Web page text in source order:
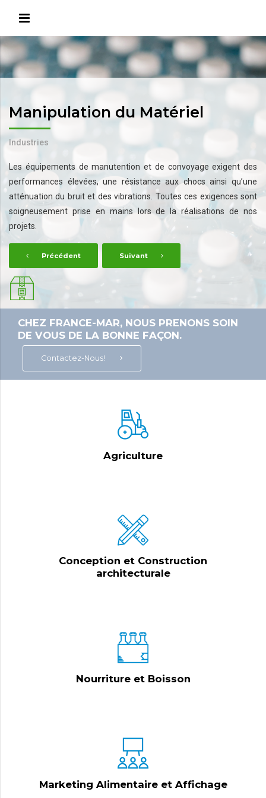
Manipulation du Matériel
Industries
Les équipements de manutention et de convoyage exigent des
performances élevées, une résistance aux chocs ainsi qu’une
atténuation du bruit et des vibrations. Toutes ces exigences sont
soigneusement prise en mains lors de la réalisations de nos
projets.
Précédent Suivant
CHEZ FRANCE-MAR, NOUS PRENONS SOIN
DE VOUS DE LA BONNE FAÇON.
Contactez-Nous!
Agriculture
Conception et Construction
architecturale
Nourriture et Boisson
Marketing Alimentaire et Affichage